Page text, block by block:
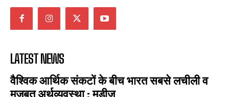
LATEST NEWS
वैश्विक आर्थिक संकटों के बीच भारत सबसे लचीली व
मजबूत अर्थव्यवस्था : मूडीज